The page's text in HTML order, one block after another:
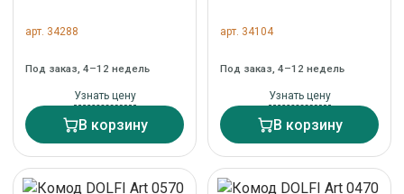
арт. 34288
Под заказ, 4–12 недель
Узнать цену
В корзину
арт. 34104
Под заказ, 4–12 недель
Узнать цену
В корзину